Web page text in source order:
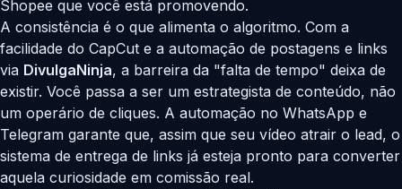
Shopee que você está promovendo.
A consistência é o que alimenta o algoritmo. Com a
facilidade do CapCut e a automação de postagens e links
via DivulgaNinja, a barreira da "falta de tempo" deixa de
existir. Você passa a ser um estrategista de conteúdo, não
um operário de cliques. A automação no WhatsApp e
Telegram garante que, assim que seu vídeo atrair o lead, o
sistema de entrega de links já esteja pronto para converter
aquela curiosidade em comissão real.